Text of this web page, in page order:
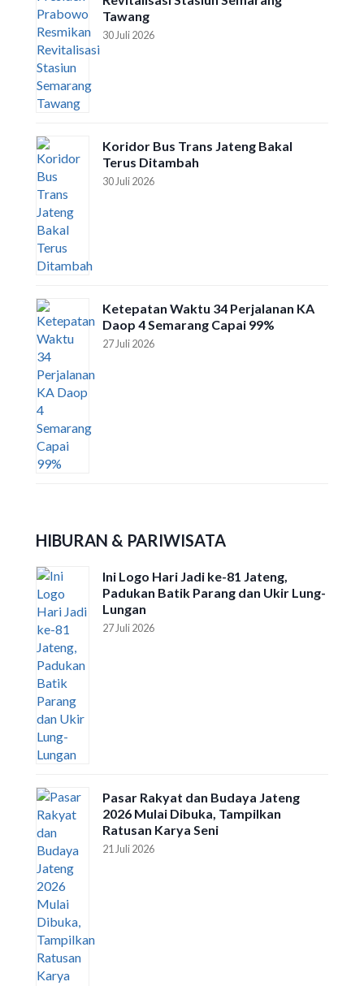
Tawang
30 Juli 2026
Koridor Bus Trans Jateng Bakal
Terus Ditambah
30 Juli 2026
Ketepatan Waktu 34 Perjalanan KA
Daop 4 Semarang Capai 99%
27 Juli 2026
HIBURAN & PARIWISATA
Ini Logo Hari Jadi ke-81 Jateng,
Padukan Batik Parang dan Ukir Lung-
Lungan
27 Juli 2026
Pasar Rakyat dan Budaya Jateng
2026 Mulai Dibuka, Tampilkan
Ratusan Karya Seni
21 Juli 2026